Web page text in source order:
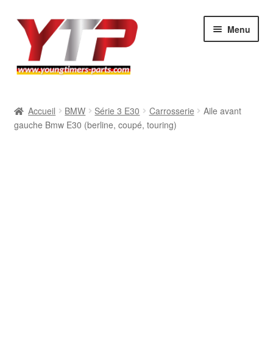
Aller
navigation
Aller
contenu
Menu
BMW
Accueil BMW Série 3 E30 Carrosserie
Aile avant
gauche Bmw E30 (berline, coupé, touring)